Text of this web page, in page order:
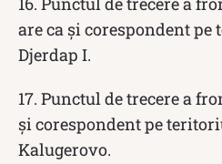
are ca și corespondent
Djerdap I.
17. Punctul de trecere a
și corespondent pe
Kalugerovo.